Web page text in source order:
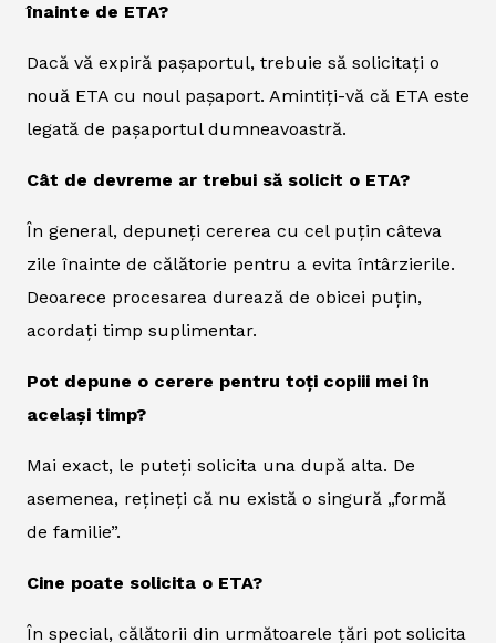
înainte de ETA?
Dacă vă expiră pașaportul, trebuie să solicitați o
nouă ETA cu noul pașaport. Amintiți-vă că ETA este
legată de pașaportul dumneavoastră.
Cât de devreme ar trebui să solicit o ETA?
În general, depuneți cererea cu cel puțin câteva
zile înainte de călătorie pentru a evita întârzierile.
Deoarece procesarea durează de obicei puțin,
acordați timp suplimentar.
Pot depune o cerere pentru toți copiii mei în
același timp?
Mai exact, le puteți solicita una după alta. De
asemenea, rețineți că nu există o singură „formă
de familie”.
Cine poate solicita o ETA?
În special, călătorii din următoarele țări pot solicita